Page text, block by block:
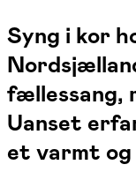
Syng i kor
fællessang,
Uanset
et varmt og